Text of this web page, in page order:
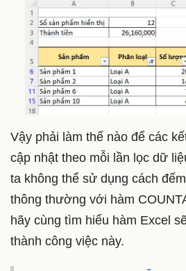
Vậy phải làm thế nào để các
cập nhật theo mỗi lần lọc dữ
ta không thể sử dụng cách
thông thường với hàm
hãy cùng tìm hiểu hàm Excel
thành công việc này.